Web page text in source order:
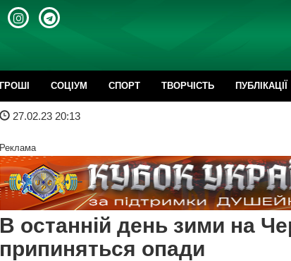
ГРОШІ CОЦІУМ СПОРТ ТВОРЧІСТЬ ПУБЛІКАЦІЇ
27.02.23 20:13
Реклама
В останній день зими на
припиняться опади